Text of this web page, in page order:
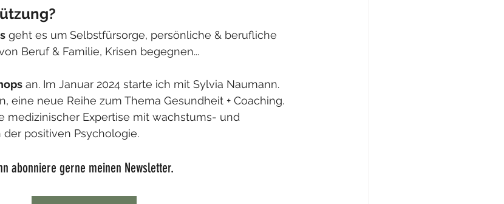
geht es um Selbstfürsorge, persönliche & berufliche
Beruf & Familie, Krisen begegnen...
an. Im Januar 2024 starte ich mit Sylvia Naumann.
eine neue Reihe zum Thema Gesundheit + Coaching.
medizinischer Expertise mit wachstums- und
positiven Psychologie.
abonniere gerne meinen Newsletter.